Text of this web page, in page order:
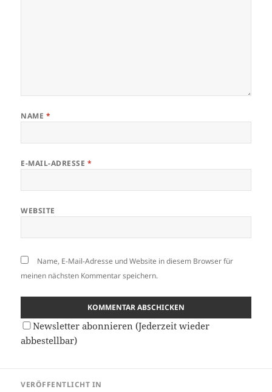
NAME *
E-MAIL-ADRESSE *
WEBSITE
Name, E-Mail-Adresse und Website in diesem Browser für
meinen nächsten Kommentar speichern.
Newsletter abonnieren (Jederzeit wieder
abbestellbar)
VERÖFFENTLICHT IN